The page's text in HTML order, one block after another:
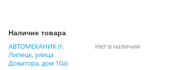
Наличие товара
АВТОМЕХАНИК (г.
Липецк, улица
Доватора, дом 10а)
Нет в наличии